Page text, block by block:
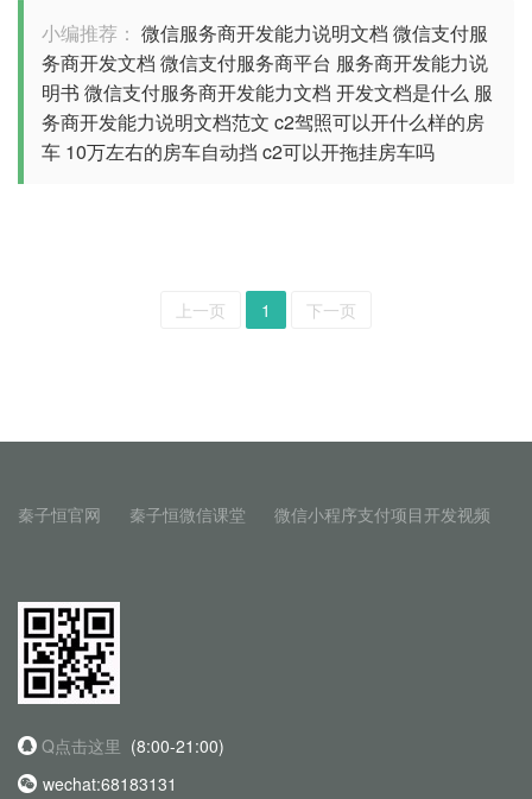
小编推荐： 微信服务商开发能力说明文档 微信支付服
务商开发文档 微信支付服务商平台 服务商开发能力说
明书 微信支付服务商开发能力文档 开发文档是什么 服
务商开发能力说明文档范文 c2驾照可以开什么样的房
车 10万左右的房车自动挡 c2可以开拖挂房车吗
上一页 1 下一页
秦子恒官网 秦子恒微信课堂 微信小程序支付项目开发视频
Q点击这里 (8:00-21:00)
wechat:68183131